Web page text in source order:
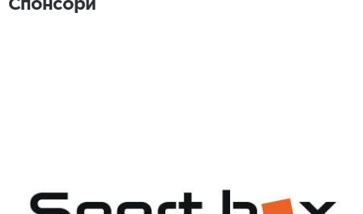
Спонсори